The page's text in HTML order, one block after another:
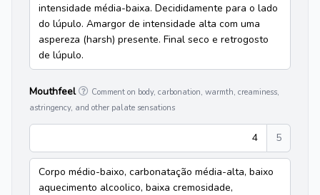
intensidade média-baixa. Decididamente para o lado
do lúpulo. Amargor de intensidade alta com uma
aspereza (harsh) presente. Final seco e retrogosto
de lúpulo.
Mouthfeel
Comment on body, carbonation, warmth, creaminess,
astringency, and other palate sensations
4 5
Corpo médio-baixo, carbonatação média-alta, baixo
aquecimento alcoolico, baixa cremosidade,